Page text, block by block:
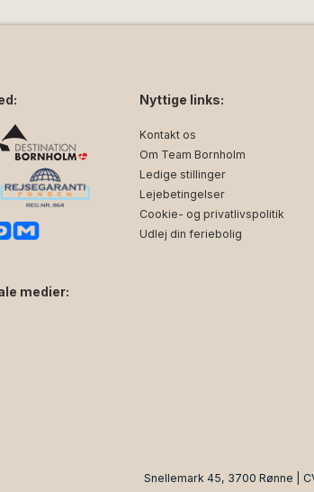
medier:
Nyttige links:
Kontakt os
Om Team Bornholm
Ledige stillinger
Lejebetingelser
Cookie- og privatlivspolitik
Udlej din feriebolig
Snellemark 45, 3700 Rønne |